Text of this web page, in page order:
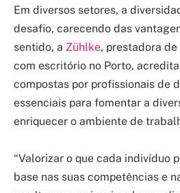
Em diversos setores, a
desafio, carecendo das
sentido, a Zühlke, prestadora
com escritório no Porto,
compostas por profissionais de
essenciais para fomentar a
enriquecer o ambiente de
“Valorizar o que cada indivíduo
base nas suas competências e